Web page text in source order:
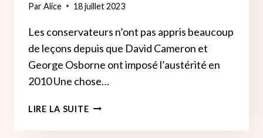
ParAlice 18 juillet 2023
Les conservateurs n’ont pas appris beaucoup
de leçons depuis que David Cameron et
George Osborne ont imposé l’austérité en
2010 Une chose…
LIRE LA SUITELES
EXIGERONT